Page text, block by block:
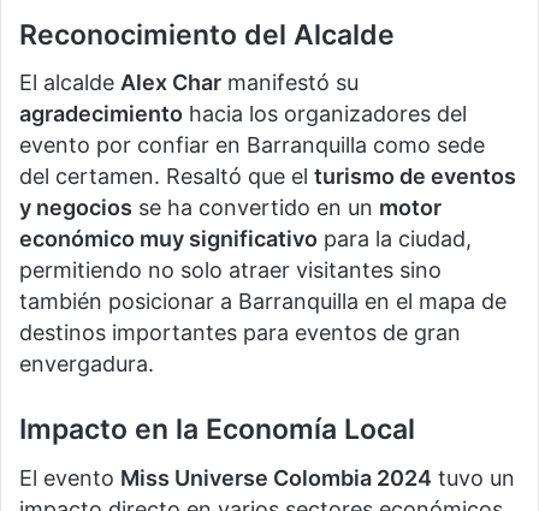
Reconocimiento del Alcalde
El alcalde Alex Char manifestó su
agradecimiento hacia los organizadores del
evento por confiar en Barranquilla como sede
del certamen. Resaltó que el turismo de eventos
y negocios se ha convertido en un motor
económico muy significativo para la ciudad,
permitiendo no solo atraer visitantes sino
también posicionar a Barranquilla en el mapa de
destinos importantes para eventos de gran
envergadura.
Impacto en la Economía Local
El evento Miss Universe Colombia 2024 tuvo un